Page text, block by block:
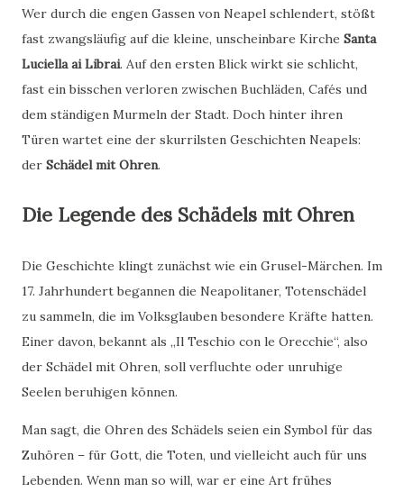
Wer durch die engen Gassen von Neapel schlendert, stößt
fast zwangsläufig auf die kleine, unscheinbare Kirche Santa
Luciella ai Librai. Auf den ersten Blick wirkt sie schlicht,
fast ein bisschen verloren zwischen Buchläden, Cafés und
dem ständigen Murmeln der Stadt. Doch hinter ihren
Türen wartet eine der skurrilsten Geschichten Neapels:
der Schädel mit Ohren.
Die Legende des Schädels mit Ohren
Die Geschichte klingt zunächst wie ein Grusel-Märchen. Im
17. Jahrhundert begannen die Neapolitaner, Totenschädel
zu sammeln, die im Volksglauben besondere Kräfte hatten.
Einer davon, bekannt als „Il Teschio con le Orecchie“, also
der Schädel mit Ohren, soll verfluchte oder unruhige
Seelen beruhigen können.
Man sagt, die Ohren des Schädels seien ein Symbol für das
Zuhören – für Gott, die Toten, und vielleicht auch für uns
Lebenden. Wenn man so will, war er eine Art frühes